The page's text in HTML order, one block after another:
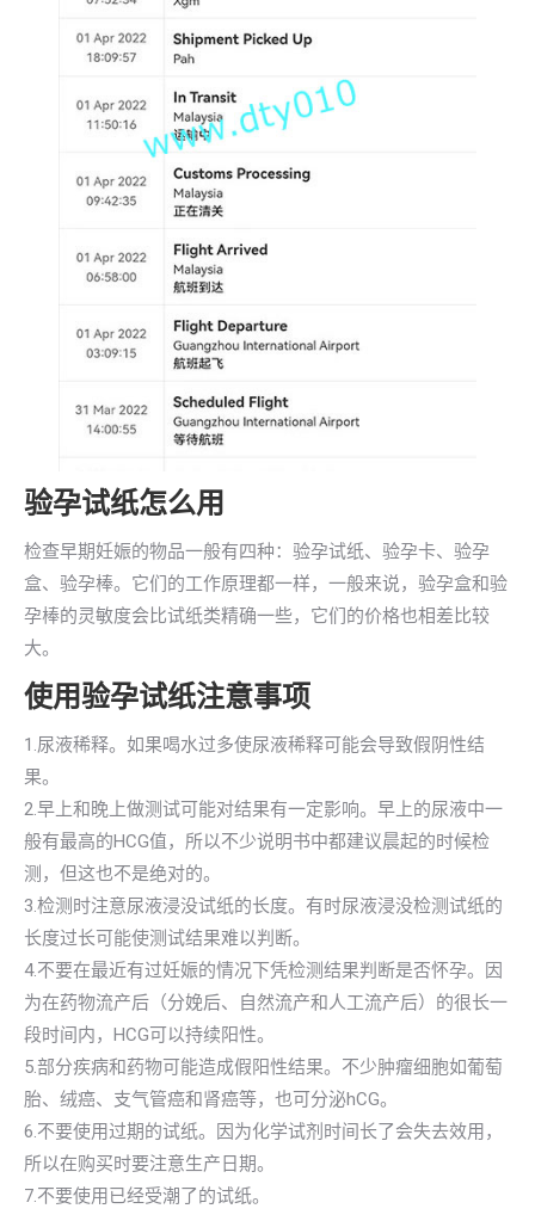
验孕试纸怎么用
检查早期妊娠的物品一般有四种：验孕试纸、验孕卡、验孕
盒、验孕棒。它们的工作原理都一样，一般来说，验孕盒和验
孕棒的灵敏度会比试纸类精确一些，它们的价格也相差比较
大。
使用验孕试纸注意事项
1.尿液稀释。如果喝水过多使尿液稀释可能会导致假阴性结
果。
2.早上和晚上做测试可能对结果有一定影响。早上的尿液中一
般有最高的HCG值，所以不少说明书中都建议晨起的时候检
测，但这也不是绝对的。
3.检测时注意尿液浸没试纸的长度。有时尿液浸没检测试纸的
长度过长可能使测试结果难以判断。
4.不要在最近有过妊娠的情况下凭检测结果判断是否怀孕。因
为在药物流产后（分娩后、自然流产和人工流产后）的很长一
段时间内，HCG可以持续阳性。
5.部分疾病和药物可能造成假阳性结果。不少肿瘤细胞如葡萄
胎、绒癌、支气管癌和肾癌等，也可分泌hCG。
6.不要使用过期的试纸。因为化学试剂时间长了会失去效用，
所以在购买时要注意生产日期。
7.不要使用已经受潮了的试纸。